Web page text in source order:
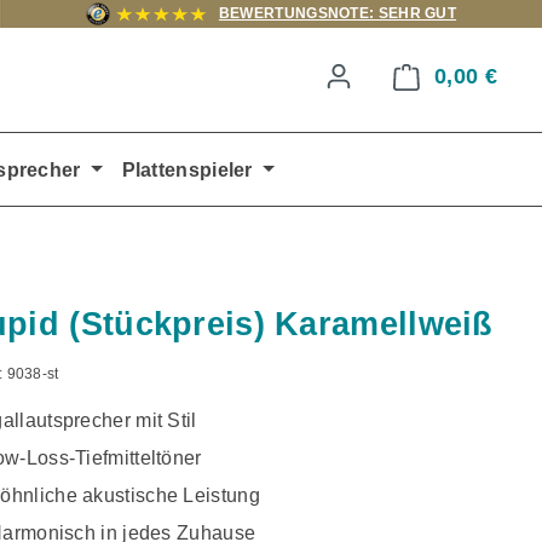
BEWERTUNGSNOTE: SEHR GUT
0,00 €
Plattenspieler
(Stückpreis) Karamellweiß
9038-st
mit Stil
Loss-Tiefmitteltöner
akustische Leistung
in jedes Zuhause